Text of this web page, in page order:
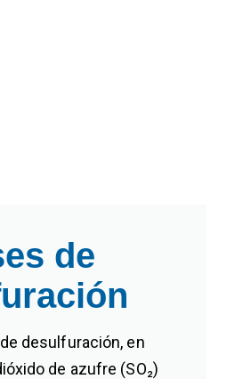
de
desulfuración, en
de azufre (SO₂)